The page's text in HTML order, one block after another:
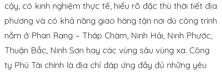
cậy, có kinh nghiệm thực tế, hiểu rõ đặc thù thời tiết địa
phương và có khả năng giao hàng tận nơi dù công trình
nằm ở Phan Rang – Tháp Chàm, Ninh Hải, Ninh Phước,
Thuận Bắc, Ninh Sơn hay các vùng sâu vùng xa. Công
ty Phú Tài chính là địa chỉ đáp ứng đầy đủ những yêu